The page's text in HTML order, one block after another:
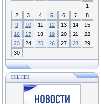
1
2
3 4 5 6 7
8
9
10 11 12 13 14
15
16
17 18 19 20 21
22
23
24 25 26 27 28
29
30
ССЫЛКИ